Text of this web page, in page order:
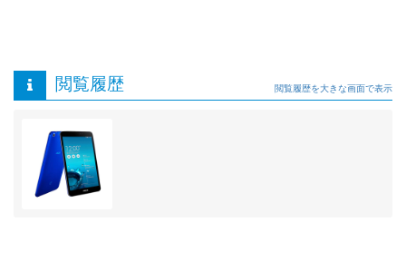
閲覧履歴 閲覧履歴を大きな画面で表示